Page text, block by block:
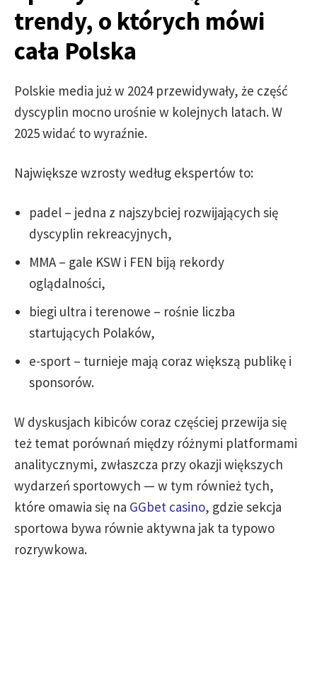
trendy, o których mówi
cała Polska
Polskie media już w 2024 przewidywały, że część
dyscyplin mocno urośnie w kolejnych latach. W
2025 widać to wyraźnie.
Największe wzrosty według ekspertów to:
padel – jedna z najszybciej rozwijających się
dyscyplin rekreacyjnych,
MMA – gale KSW i FEN biją rekordy
oglądalności,
biegi ultra i terenowe – rośnie liczba
startujących Polaków,
e-sport – turnieje mają coraz większą publikę i
sponsorów.
W dyskusjach kibiców coraz częściej przewija się
też temat porównań między różnymi platformami
analitycznymi, zwłaszcza przy okazji większych
wydarzeń sportowych — w tym również tych,
które omawia się na GGbet casino, gdzie sekcja
sportowa bywa równie aktywna jak ta typowo
rozrywkowa.